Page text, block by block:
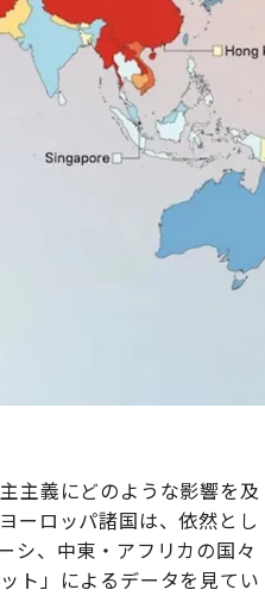
主義にどのような影響を及
ーロッパ諸国は、依然とし
シ、中東・アフリカの国々
ト」によるデータを見てい